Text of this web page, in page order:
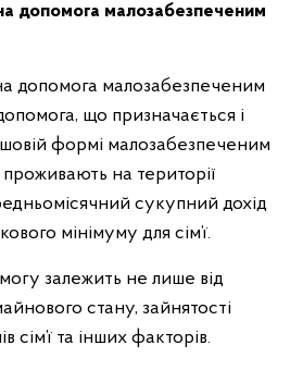
допомога малозабезпеченим
допомога малозабезпеченим
що призначається і
формі малозабезпеченим
проживають на території
сукупний дохід
мінімуму для сім’ї.
залежить не лише від
стану, зайнятості
сім’ї та інших факторів.